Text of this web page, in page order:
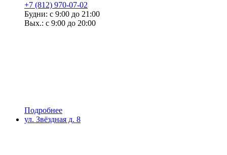
+7 (812) 970-07-02
Будни: с 9:00 до 21:00
Вых.: с 9:00 до 20:00
Подробнее
ул. Звёздная д. 8